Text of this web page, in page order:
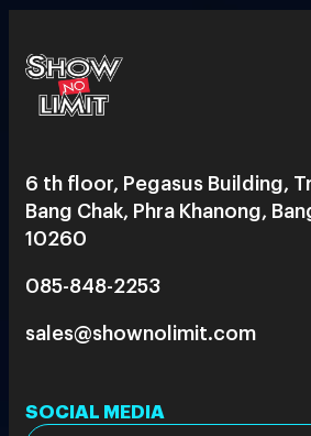
6 th floor, Pegasus Building,
Bang Chak, Phra Khanong,
10260
085-848-2253
sales@shownolimit.com
SOCIAL MEDIA